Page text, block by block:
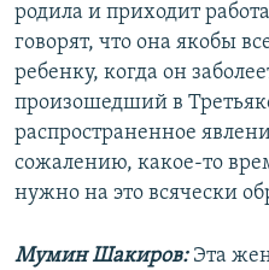
родила и приходит
говорят, что она якобы
ребенку, когда он
произошедший в
распространенное
сожалению, какое-то
нужно на это всячески
Мумин Шакиров:Эта